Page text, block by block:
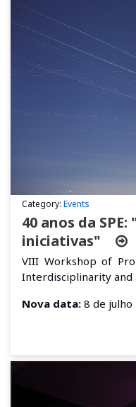
Category: Events
40 anos da SPE:
iniciativas"
VIII Workshop of
Interdisciplinarity and
Nova data: 8 de